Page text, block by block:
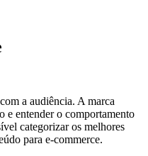
a audiência. A marca
e entender o comportamento
categorizar os melhores
para e-commerce.